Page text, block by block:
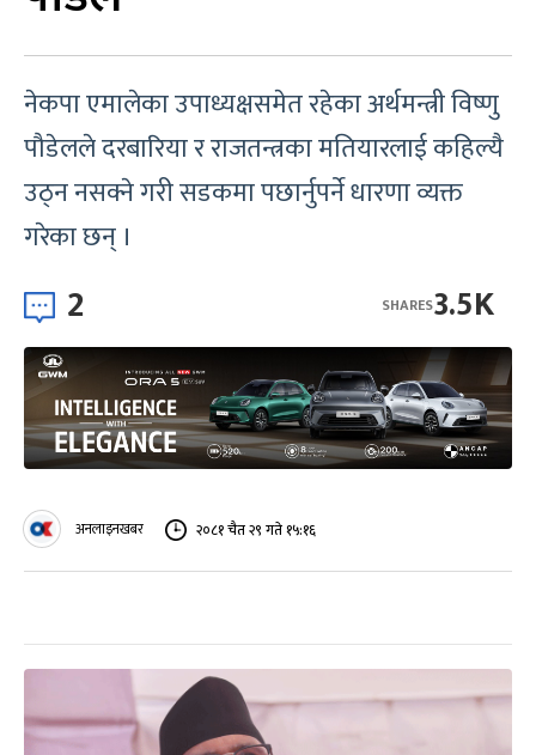
नेकपा एमालेका उपाध्यक्षसमेत रहेका अर्थमन्त्री विष्णु
पौडेलले दरबारिया र राजतन्त्रका मतियारलाई कहिल्यै
उठ्न नसक्ने गरी सडकमा पछार्नुपर्ने धारणा व्यक्त
गरेका छन् ।
2 3.5K
SHARES
अनलाइनखबर २०८१ चैत २९ गते १५:१६